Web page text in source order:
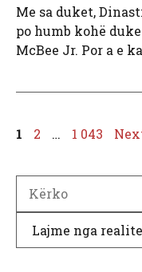
Me sa duket,
po humb kohë
McBee Jr. Por a e
Page
1 Page
2 … Page
1 043